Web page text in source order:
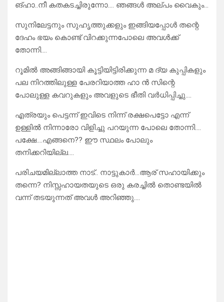
ങ്ഹാ..നീ കതകടച്ചിരുന്നോ…. ഞങ്ങൾ അല്പം വൈകും…
സുനിലേട്ടനും സുഹൃത്തുക്കളും ഇങ്ങിയപ്പോൾ തന്റെ
ദേഹം ഭയം കൊണ്ട് വിറക്കുന്നപോലെ അവൾക്ക്
തോന്നി….
റൂമിൽ അങ്ങിങ്ങായി കൂട്ടിയിട്ടിരിക്കുന്ന മ ദ്യ കുപ്പികളും
പല നിറത്തിലുള്ള പേരറിയാത്ത ഹാ ൻ സിന്റെ
പോലുള്ള കവറുകളും അവളുടെ ഭീതി വർധിപ്പിച്ചു….
എത്രയും പെട്ടന്ന് ഇവിടെ നിന്ന് രക്ഷപെട്ടോ എന്ന്
ഉള്ളിൽ നിന്നാരോ വിളിച്ചു പറയുന്ന പോലെ തോന്നി….
പക്ഷേ….എങ്ങനെ?? ഈ സ്ഥലം പോലും
തനിക്കറിയില്ല….
പരിചയമില്ലാത്ത നാട്.. നാട്ടുകാർ…ആര് സഹായിക്കും
തന്നെ? നിസ്സഹായതയുടെ ഒരു കരച്ചിൽ തൊണ്ടയിൽ
വന്ന് തടയുന്നത് അവൾ അറിഞ്ഞു….